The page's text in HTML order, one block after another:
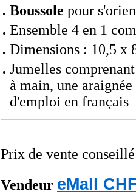
Boussole pour
Ensemble 4 en 1
Dimensions : 10,5 x
Jumelles
à main, une
d'emploi en français
Prix de vente
Vendeur eMall